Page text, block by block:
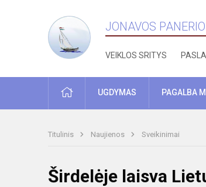
JONAVOS
VEIKLOS SRITYS
PRADŽIAUGDYMAS PAGALBA
Titulinis Naujienos Sveikinimai
Širdelėje laisva